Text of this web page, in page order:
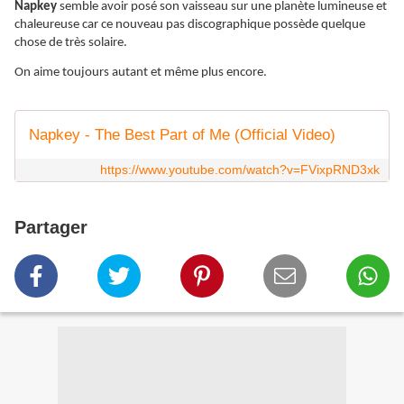
Napkey semble avoir posé son vaisseau sur une planète lumineuse et
chaleureuse car ce nouveau pas discographique possède quelque
chose de très solaire.
On aime toujours autant et même plus encore.
Napkey - The Best Part of Me (Official Video)
https://www.youtube.com/watch?v=FVixpRND3xk
Partager